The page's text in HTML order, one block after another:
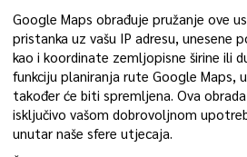
Google Maps obrađuje pružanje ove
pristanka uz vašu IP adresu, unesene
kao i koordinate zemljopisne širine ili
funkciju planiranja rute Google Maps,
također će biti spremljena. Ova
isključivo vašom dobrovoljnom
unutar naše sfere utjecaja.